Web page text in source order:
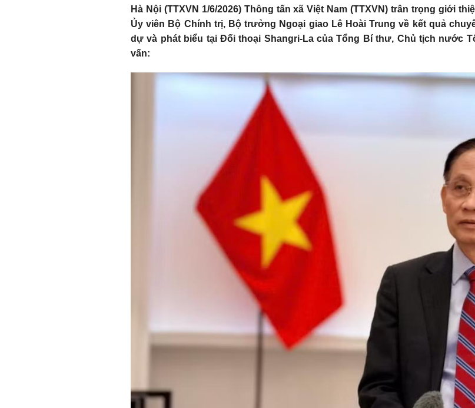
Hà Nội (TTXVN 1/6/2026) Thông tấn xã Việt Nam (TTXVN) trân trọng giới
Ủy viên Bộ Chính trị, Bộ trưởng Ngoại giao Lê Hoài Trung về kết quả
dự và phát biểu tại Đối thoại Shangri-La của Tổng Bí thư, Chủ tịch nước
vấn: